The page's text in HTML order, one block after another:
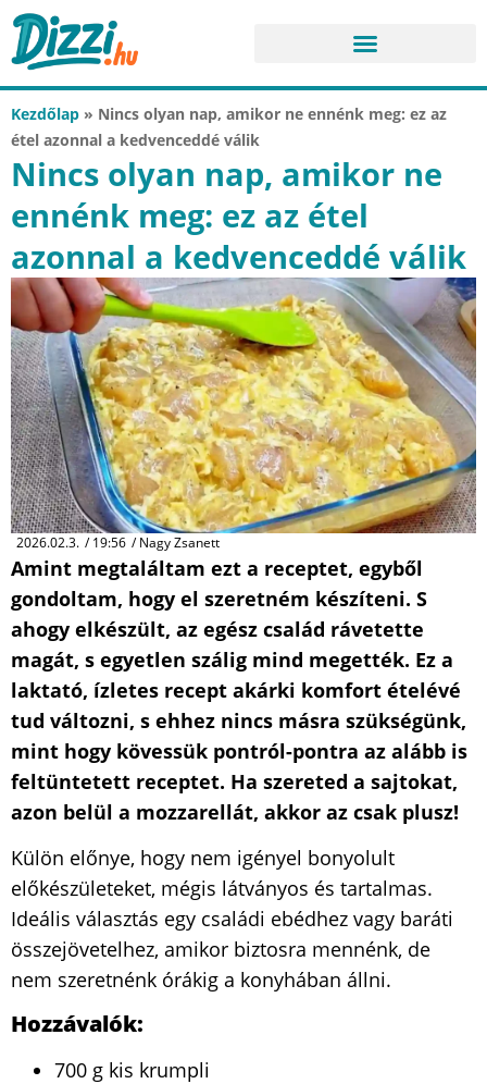
Kezdőlap » Nincs olyan nap, amikor ne ennénk meg: ez az
étel azonnal a kedvenceddé válik
Nincs olyan nap, amikor ne
ennénk meg: ez az étel
azonnal a kedvenceddé válik
2026.02.3. / 19:56 /Nagy Zsanett
Amint megtaláltam ezt a receptet, egyből
gondoltam, hogy el szeretném készíteni. S
ahogy elkészült, az egész család rávetette
magát, s egyetlen szálig mind megették. Ez a
laktató, ízletes recept akárki komfort ételévé
tud változni, s ehhez nincs másra szükségünk,
mint hogy kövessük pontról-pontra az alább is
feltüntetett receptet. Ha szereted a sajtokat,
azon belül a mozzarellát, akkor az csak plusz!
Külön előnye, hogy nem igényel bonyolult
előkészületeket, mégis látványos és tartalmas.
Ideális választás egy családi ebédhez vagy baráti
összejövetelhez, amikor biztosra mennénk, de
nem szeretnénk órákig a konyhában állni.
Hozzávalók:
700 g kis krumpli